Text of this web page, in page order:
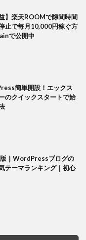
益】楽天ROOMで隙間時間
止で毎月10,000円稼ぐ方
で公開中
簡単開設！エックス
のクイックスタートで始
｜WordPressブログの
テーマランキング｜初心